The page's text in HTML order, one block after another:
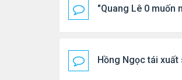
"Quang Lê 0 muốn
Hồng Ngọc tái xuất